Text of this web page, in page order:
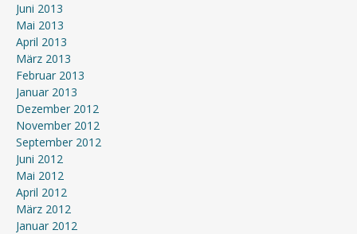
Juni 2013
Mai 2013
April 2013
März 2013
Februar 2013
Januar 2013
Dezember 2012
November 2012
September 2012
Juni 2012
Mai 2012
April 2012
März 2012
Januar 2012